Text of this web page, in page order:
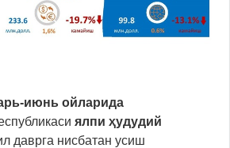
июнь ойларида
ялпи ҳудудий
даврга нисбатан усиш